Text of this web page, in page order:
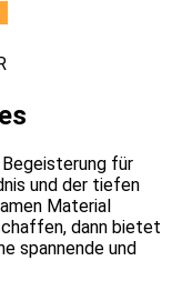
für
und der tiefen
Material
dann bietet
spannende und